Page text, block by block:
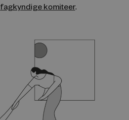
fagkyndige komiteer.